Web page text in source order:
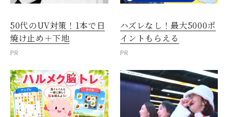
50代のUV対策！1本で日
焼け止め＋下地
PR
ハズレなし！最大5000ポ
イントもらえる
PR